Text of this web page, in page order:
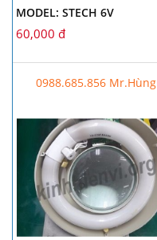
MODEL: STECH 6V
60,000 đ
0988.685.856 Mr.Hùng